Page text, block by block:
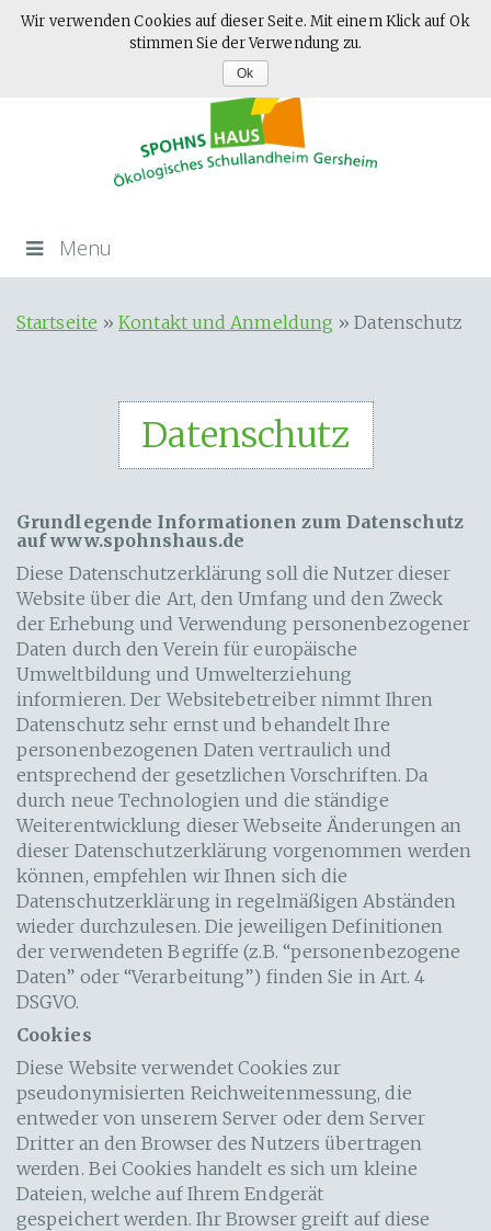
Menu
Startseite »Kontakt und Anmeldung »Datenschutz
Datenschutz
Grundlegende Informationen zum Datenschutz
auf www.spohnshaus.de
Diese Datenschutzerklärung soll die Nutzer dieser
Website über die Art, den Umfang und den Zweck
der Erhebung und Verwendung personenbezogener
Daten durch den Verein für europäische
Umweltbildung und Umwelterziehung
informieren. Der Websitebetreiber nimmt Ihren
Datenschutz sehr ernst und behandelt Ihre
personenbezogenen Daten vertraulich und
entsprechend der gesetzlichen Vorschriften. Da
durch neue Technologien und die ständige
Weiterentwicklung dieser Webseite Änderungen an
dieser Datenschutzerklärung vorgenommen werden
können, empfehlen wir Ihnen sich die
Datenschutzerklärung in regelmäßigen Abständen
wieder durchzulesen. Die jeweiligen Definitionen
der verwendeten Begriffe (z.B. “personenbezogene
Daten” oder “Verarbeitung”) finden Sie in Art. 4
DSGVO.
Cookies
Diese Website verwendet Cookies zur
pseudonymisierten Reichweitenmessung, die
entweder von unserem Server oder dem Server
Dritter an den Browser des Nutzers übertragen
werden. Bei Cookies handelt es sich um kleine
Dateien, welche auf Ihrem Endgerät
gespeichert werden. Ihr Browser greift auf diese
Wir verwenden Cookies auf dieser Seite. Mit einem Klick auf Ok
stimmen Sie der Verwendung zu.
Ok